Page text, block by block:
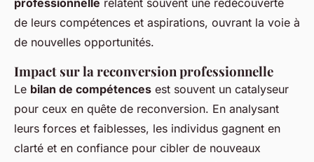
professionnelle relatent souvent une redécouverte
de leurs compétences et aspirations, ouvrant la voie à
de nouvelles opportunités.
Impact sur la reconversion professionnelle
Le bilan de compétences est souvent un catalyseur
pour ceux en quête de reconversion. En analysant
leurs forces et faiblesses, les individus gagnent en
clarté et en confiance pour cibler de nouveaux